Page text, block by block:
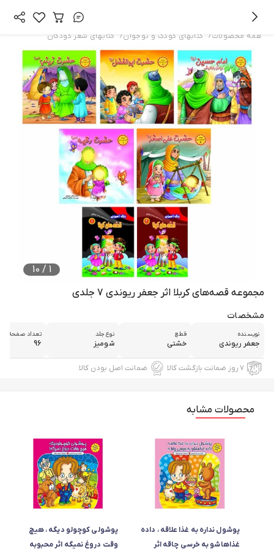
همه محصولات/ کتابهای کودک و نوجوان/ کتابهای شعر کودکان
1
/
10
مجموعه قصه‌های کربلا اثر جعفر ریوندی 7 جلدی
مشخصات
نویسنده
جعفر ريوندی
قطع
خشتی
نوع جلد
شومیز
تعداد صفحه
96
۷ روز ضمانت بازگشت کالا ضمانت اصل بودن کالا
محصولات مشابه
پوشول نداره به غذا علاقه ،‌ داده
غذاهاشو به خرسی چاقه اثر
پوشولی کوچولو دیگه ،‌ هیچ
وقت دروغ نمیگه اثر محبوبه